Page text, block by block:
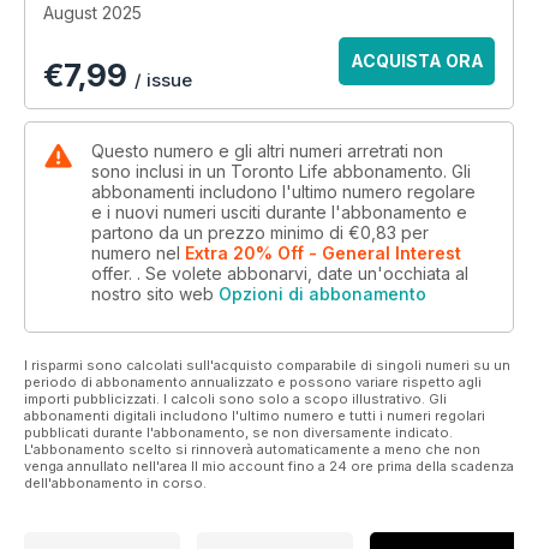
August 2025
€7,99 / issue
ACQUISTA ORA
Questo numero e gli altri numeri arretrati non
sono inclusi in un Toronto Life abbonamento. Gli
abbonamenti includono l'ultimo numero regolare
e i nuovi numeri usciti durante l'abbonamento e
partono da un prezzo minimo di €0,83 per
numero nel Extra 20% Off - General Interest
offer. . Se volete abbonarvi, date un'occhiata al
nostro sito web Opzioni di abbonamento
I risparmi sono calcolati sull'acquisto comparabile di singoli numeri su un
periodo di abbonamento annualizzato e possono variare rispetto agli
importi pubblicizzati. I calcoli sono solo a scopo illustrativo. Gli
abbonamenti digitali includono l'ultimo numero e tutti i numeri regolari
pubblicati durante l'abbonamento, se non diversamente indicato.
L'abbonamento scelto si rinnoverà automaticamente a meno che non
venga annullato nell'area Il mio account fino a 24 ore prima della scadenza
dell'abbonamento in corso.